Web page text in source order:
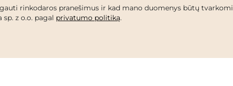
rinkodaros pranešimus ir kad mano duomenys būtų tvarkomi
sp. z o.o. pagal privatumo politiką.